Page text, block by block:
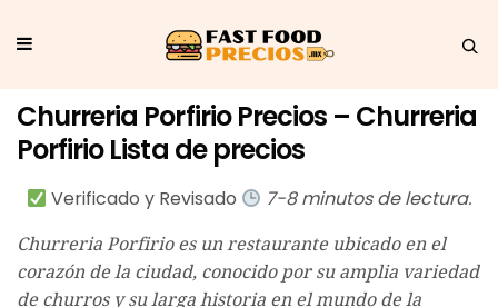
Churreria Porfirio Precios – Churreria
Porfirio Lista de precios
Verificado y Revisado 7-8 minutos de lectura.
Churreria Porfirio es un restaurante ubicado en el
corazón de la ciudad, conocido por su amplia variedad
de churros y su larga historia en el mundo de la